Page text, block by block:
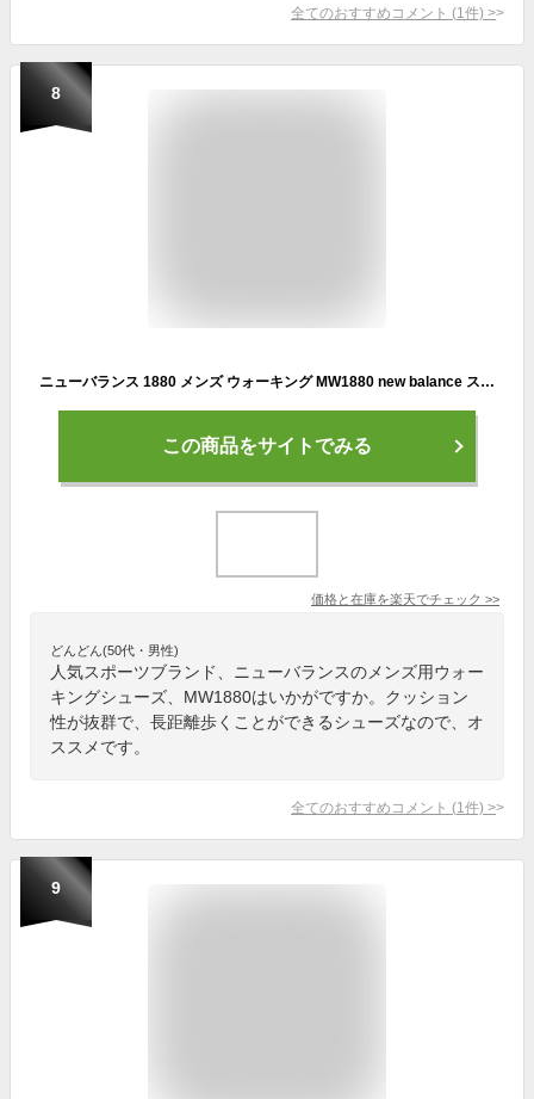
全てのおすすめコメント (1 件) >
8
ニューバランス 1880 メンズ ウォーキング MW1880 new balance スニーカー B1 C1 D1
この商品をサイトでみる
価格と在庫を楽天でチェック >>
どんどん(50代・男性)
人気スポーツブランド、ニューバランスのメンズ用ウォー
キングシューズ、MW1880はいかがですか。クッション
性が抜群で、長距離歩くことができるシューズなので、オ
ススメです。
全てのおすすめコメント (1 件) >
9